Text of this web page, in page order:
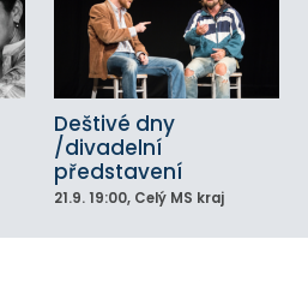
Deštivé dny
/divadelní
představení
21.9. 19:00, Celý MS kraj